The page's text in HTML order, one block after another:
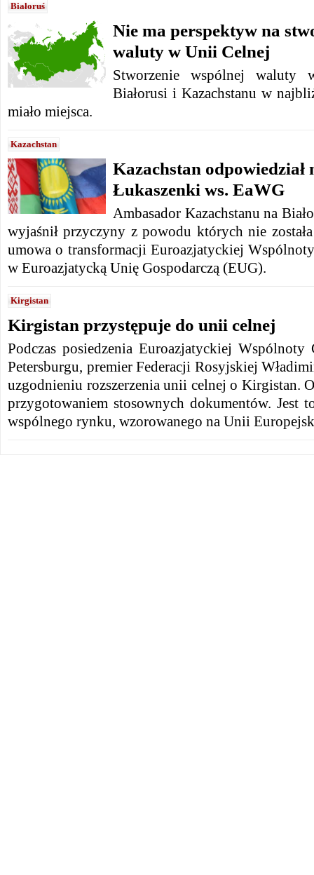
Białoruś
Nie ma perspektyw na
waluty w Unii Celnej
Stworzenie wspólnej
Białorusi i Kazachstanu w
miało miejsca.
Kazachstan
Kazachstan odpowiedział
Łukaszenki ws. EaWG
Ambasador Kazachstanu na
wyjaśnił przyczyny z powodu których nie
umowa o transformacji Euroazjatyckiej
w Euroazjatycką Unię Gospodarczą (EUG).
Kirgistan
Kirgistan przystępuje do unii celnej
Podczas posiedzenia Euroazjatyckiej Wspólnoty
Petersburgu, premier Federacji Rosyjskiej
uzgodnieniu rozszerzenia unii celnej o Kirgistan.
przygotowaniem stosownych dokumentów. Jest
wspólnego rynku, wzorowanego na Unii